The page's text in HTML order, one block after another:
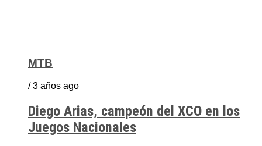
MTB
/ 3 años ago
Diego Arias, campeón del XCO en los
Juegos Nacionales